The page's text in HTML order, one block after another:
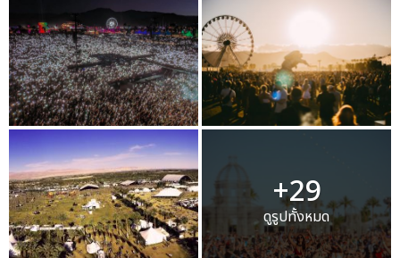
+29
ดูรูปทั้งหมด